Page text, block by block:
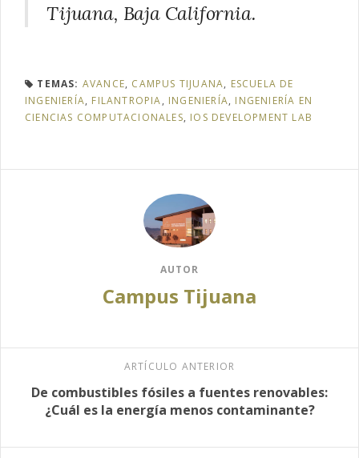
Tijuana, Baja California.
TEMAS: AVANCE, CAMPUS TIJUANA, ESCUELA DE
INGENIERÍA, FILANTROPIA, INGENIERÍA, INGENIERÍA EN
CIENCIAS COMPUTACIONALES, IOS DEVELOPMENT LAB
AUTOR
Campus Tijuana
ARTÍCULO ANTERIOR
De combustibles fósiles a fuentes renovables:
¿Cuál es la energía menos contaminante?